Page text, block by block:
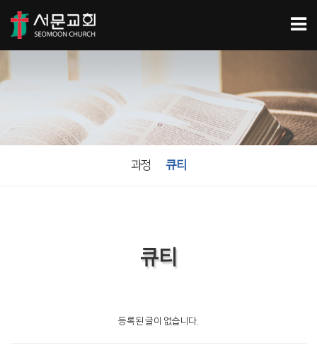
과정 큐티
큐티
등록된 글이 없습니다.